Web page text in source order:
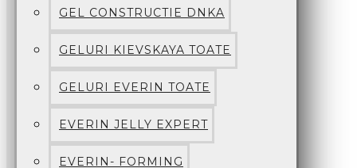
GEL CONSTRUCTIE DNKA
GELURI KIEVSKAYA TOATE
GELURI EVERIN TOATE
EVERIN JELLY EXPERT
EVERIN- FORMING